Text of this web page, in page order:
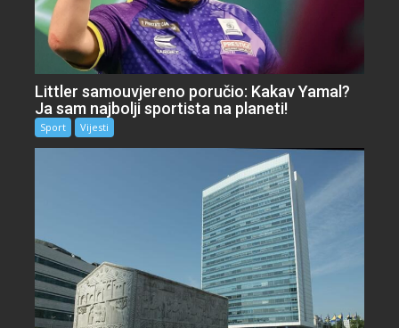
Littler samouvjereno poručio: Kakav Yamal?
Ja sam najbolji sportista na planeti!
Sport Vijesti